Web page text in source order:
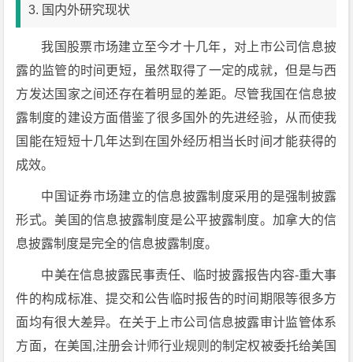
3. 国内外研究现状
我国股票市场建立至今才十几年，对上市公司信息披
露的监管的时间更短，虽然取得了一定的成就，但是与西
方发达国家之间还存在着明显的差距。尽管我国在信息披
露制度的建设方面借鉴了很多国外的先进经验，从而使我
国能在短短十几年达到在国外经历相当长时间才能获得的
成效。
中国证券市场建立的信息披露制度采用的是强制披露
形式。美国的信息披露制度是公平披露制度。加拿大的信
息披露制度是完全的信息披露制度。
中美在信息披露民事责任、临时披露报告内容-重大事
件的构成标准、提交和公告临时报告的时间期限等很多方
面均有很大差异。在关于上市公司信息披露审计监管体系
方面，在美国,注册会计师行业规则的制定权被委托给美国